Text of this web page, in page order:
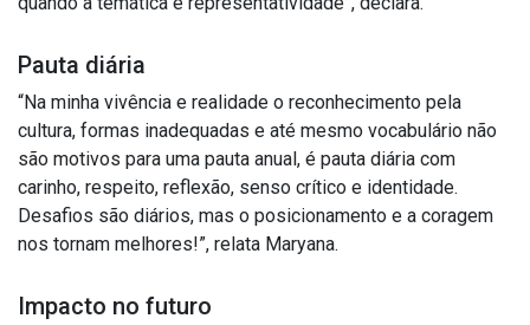
Pauta diária
“Na minha vivência e realidade o reconhecimento pela
cultura, formas inadequadas e até mesmo vocabulário não
são motivos para uma pauta anual, é pauta diária com
carinho, respeito, reflexão, senso crítico e identidade.
Desafios são diários, mas o posicionamento e a coragem
nos tornam melhores!”, relata Maryana.
Impacto no futuro